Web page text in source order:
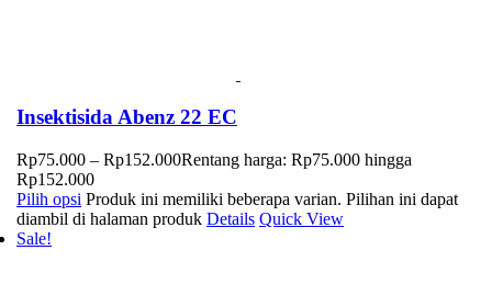
Insektisida Abenz 22 EC
Rp75.000 – Rp152.000Rentang harga: Rp75.000 hingga
Rp152.000
Pilih opsi Produk ini memiliki beberapa varian. Pilihan ini dapat
diambil di halaman produk Details Quick View
Sale!